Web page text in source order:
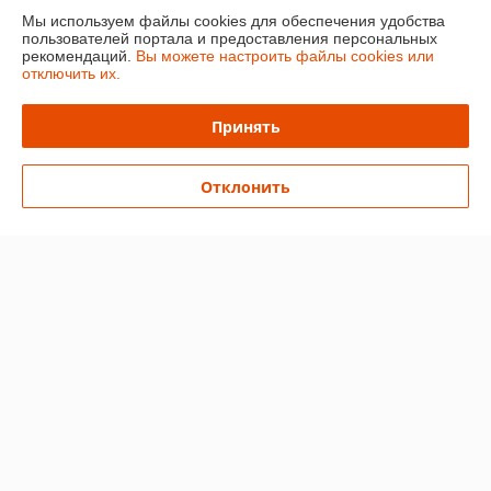
Контакты
Мы используем файлы cookies для обеспечения удобства
пользователей портала и предоставления персональных
рекомендаций. Вы можете настроить файлы cookies или
отключить их.
Принять
Отклонить